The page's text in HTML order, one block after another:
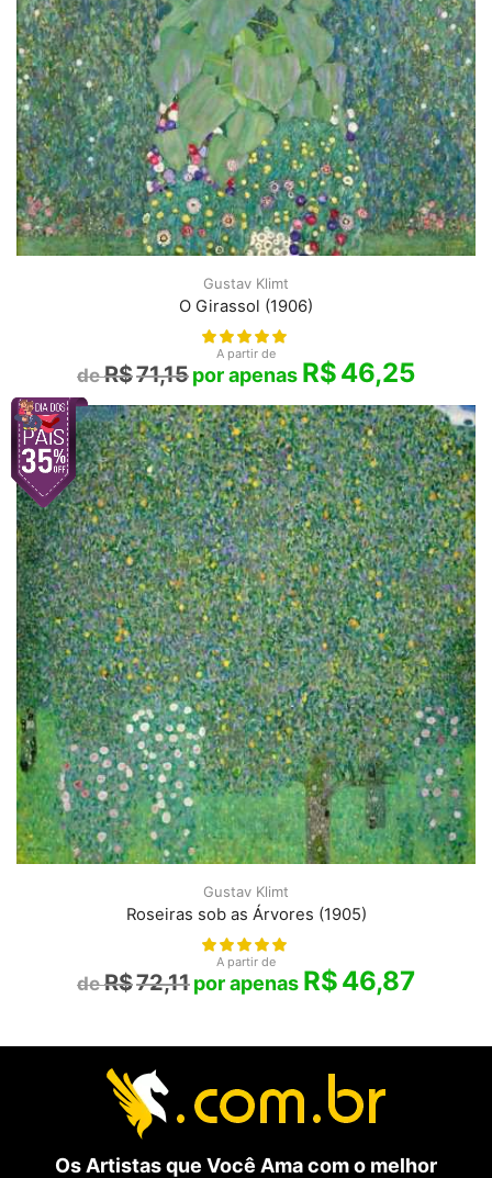
Gustav Klimt
O Girassol (1906)
A partir de
R$71,15 R$46,25
Gustav Klimt
Roseiras sob as Árvores (1905)
A partir de
R$72,11 R$46,87
Os Artistas que Você Ama com o melhor